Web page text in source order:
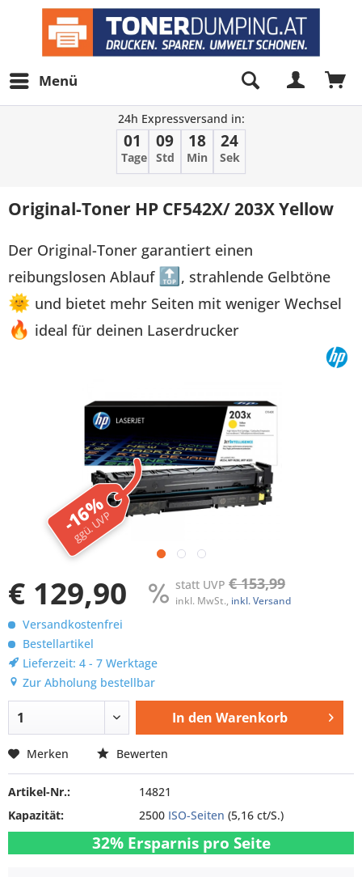
Menü
24h Expressversand in:
01
Tage
09
Std
18
Min
23
Sek
Original-Toner HP CF542X/ 203X Yellow
Der Original-Toner garantiert einen
reibungslosen Ablauf 🔝 , strahlende Gelbtöne
🌞 und bietet mehr Seiten mit weniger Wechsel
🔥 ideal für deinen Laserdrucker
-16%
ggü. UVP
€ 129,90 statt UVP € 153,99
inkl. MwSt., inkl. Versand
Versandkostenfrei
Bestellartikel
Lieferzeit: 4 - 7 Werktage
Zur Abholung bestellbar
In den Warenkorb
Merken Bewerten
Artikel-Nr.:
14821
Kapazität:
2500 ISO-Seiten (5,16 ct/S.)
32% Ersparnis pro Seite